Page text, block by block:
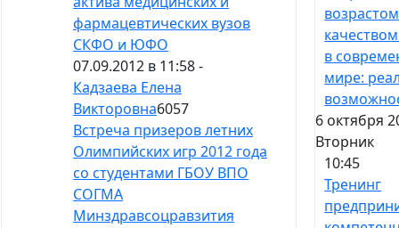
фармацевтических вузов
СКФО и ЮФО
07.09.2012 в 11:58 -
Кадзаева Елена
Викторовна6057
Встреча призеров летних
Олимпийских игр 2012 года
со студентами ГБОУ ВПО
СОГМА
Минздравсоцравзития
в
мире:
6 октября
Вторник
10:45
Тренинг